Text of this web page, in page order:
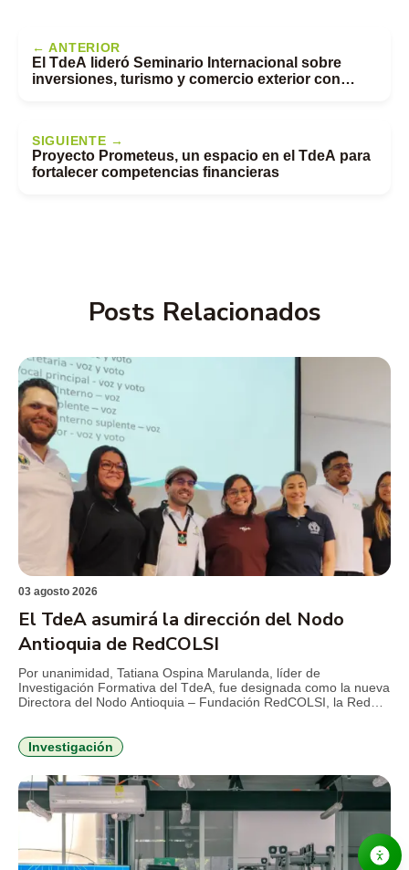
← ANTERIOR
El TdeA lideró Seminario Internacional sobre
inversiones, turismo y comercio exterior con
SIGUIENTE →
Proyecto Prometeus, un espacio en el TdeA para
fortalecer competencias financieras
Posts Relacionados
03 agosto 2026
El TdeA asumirá la dirección del Nodo
Antioquia de RedCOLSI
Por unanimidad, Tatiana Ospina Marulanda, líder de
Investigación Formativa del TdeA, fue designada como la nueva
Directora del Nodo Antioquia – Fundación RedCOLSI, la Red
Institución Universitaria asume la máxima coordinación
estratégica en la región. La […]
Investigación